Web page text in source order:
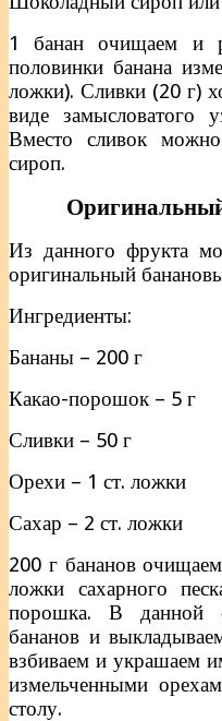
1 банан очищаем и
половинки банана
ложки). Сливки (20 г)
виде замысловатого
Вместо сливок
сироп.
Из данного фрукта
оригинальный
Ингредиенты:
Бананы – 200 г
Какао-порошок – 5 г
Сливки – 50 г
Орехи – 1 ст. ложки
Сахар – 2 ст. ложки
200 г бананов
ложки сахарного
порошка. В данной
бананов и
взбиваем и украшаем
измельченными
столу.